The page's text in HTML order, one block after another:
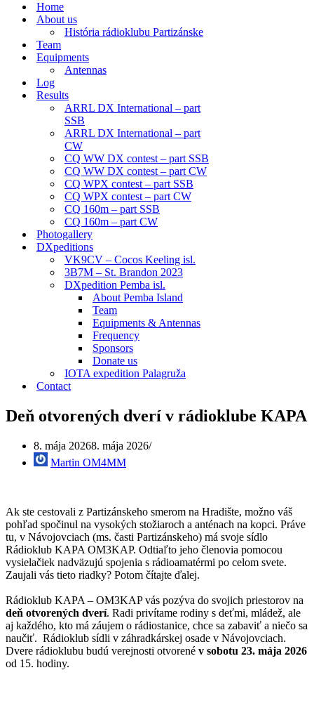
Home
About us
História rádioklubu Partizánske
Team
Equipments
Antennas
Log
Results
ARRL DX International – part
SSB
ARRL DX International – part
CW
CQ WW DX contest – part SSB
CQ WW DX contest – part CW
CQ WPX contest – part SSB
CQ WPX contest – part CW
CQ 160m – part SSB
CQ 160m – part CW
Photogallery
DXpeditions
VK9CV – Cocos Keeling isl.
3B7M – St. Brandon 2023
DXpedition Pemba isl.
About Pemba Island
Team
Equipments & Antennas
Frequency
Sponsors
Donate us
IOTA expedition Palagruža
Contact
Deň otvorených dverí v rádioklube KAPA
8. mája 20268. mája 2026
Martin OM4MM
Ak ste cestovali z Partizánskeho smerom na Hradište, možno váš
pohľad spočinul na vysokých stožiaroch a anténach na kopci. Práve
tu, v Návojovciach (ms. časti Partizánskeho) má svoje sídlo
Rádioklub KAPA OM3KAP. Odtiaľto jeho členovia pomocou
vysielačiek nadväzujú spojenia s rádioamatérmi po celom svete.
Zaujali vás tieto riadky? Potom čítajte ďalej.
Rádioklub KAPA – OM3KAP vás pozýva do svojich priestorov na
deň otvorených dverí. Radi privítame rodiny s deťmi, mládež, ale
aj každého, kto má záujem o rádiostanice, chce sa zabaviť a niečo sa
naučiť. Rádioklub sídli v záhradkárskej osade v Návojovciach.
Dvere rádioklubu budú verejnosti otvorené v sobotu 23. mája 2026
od 15. hodiny.